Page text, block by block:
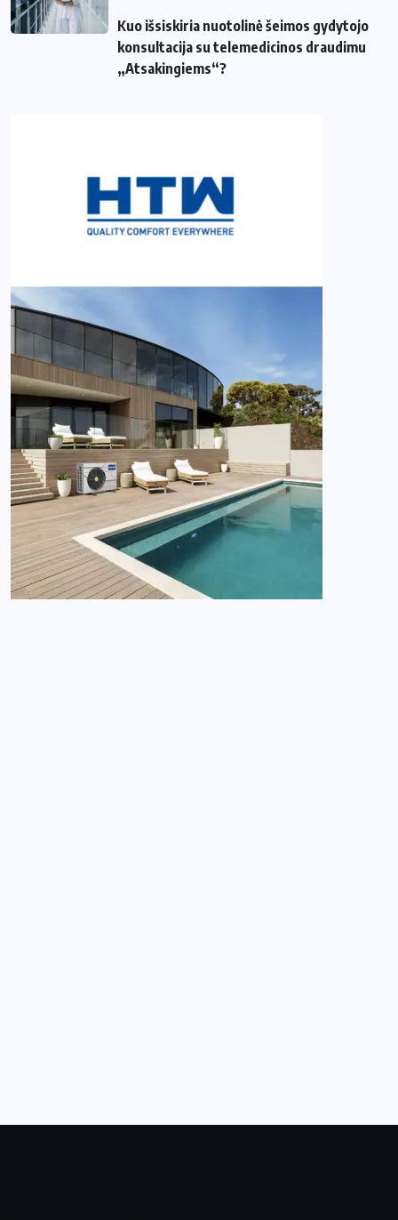
Kuo išsiskiria nuotolinė šeimos gydytojo
konsultacija su telemedicinos draudimu
„Atsakingiems“?